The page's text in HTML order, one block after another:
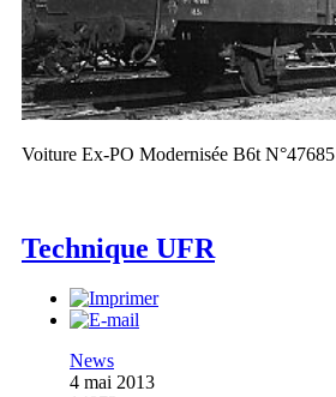
Voiture Ex-PO Modernisée B6t N°47685
Technique UFR
News
4 mai 2013